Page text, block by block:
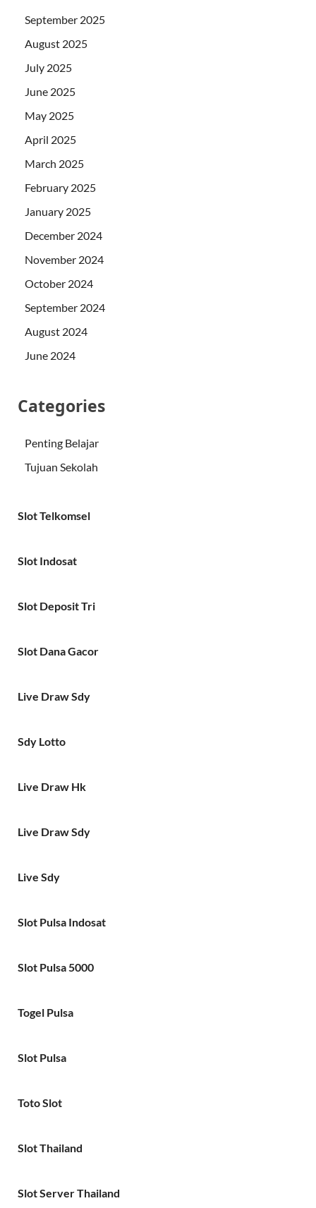
September 2025
August 2025
July 2025
June 2025
May 2025
April 2025
March 2025
February 2025
January 2025
December 2024
November 2024
October 2024
September 2024
August 2024
June 2024
Categories
Penting Belajar
Tujuan Sekolah
Slot Telkomsel
Slot Indosat
Slot Deposit Tri
Slot Dana Gacor
Live Draw Sdy
Sdy Lotto
Live Draw Hk
Live Draw Sdy
Live Sdy
Slot Pulsa Indosat
Slot Pulsa 5000
Togel Pulsa
Slot Pulsa
Toto Slot
Slot Thailand
Slot Server Thailand